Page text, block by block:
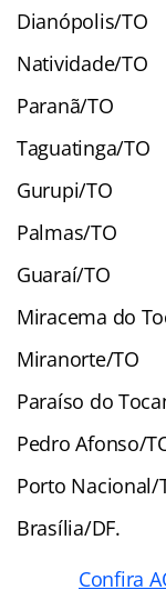
Dianópolis/TO
Natividade/TO
Paranã/TO
Taguatinga/TO
Gurupi/TO
Palmas/TO
Guaraí/TO
Miracema do
Miranorte/TO
Paraíso do
Pedro Afonso/
Porto Nacional/
Brasília/DF.
Confira